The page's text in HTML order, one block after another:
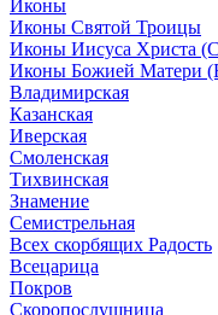
Иконы
Иконы Святой Троицы
Иконы Иисуса Христа
Иконы Божией Матери
Владимирская
Казанская
Иверская
Смоленская
Тихвинская
Знамение
Семистрельная
Всех скорбящих Радость
Всецарица
Покров
Скоропослушница